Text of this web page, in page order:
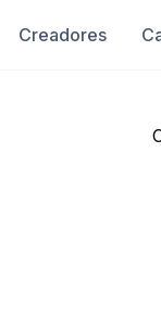
Creadores